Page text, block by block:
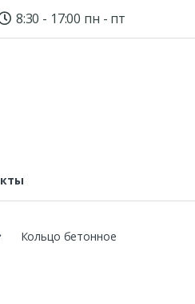
8:30 - 17:00 пн - пт
Кольцо бетонное